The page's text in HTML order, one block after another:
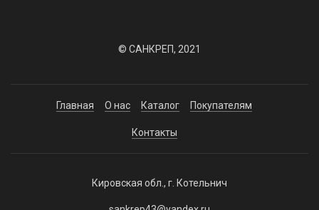
© САНКРЕП, 2021
Главная О нас Каталог Покупателям
Контакты
Кировская обл., г. Котельнич